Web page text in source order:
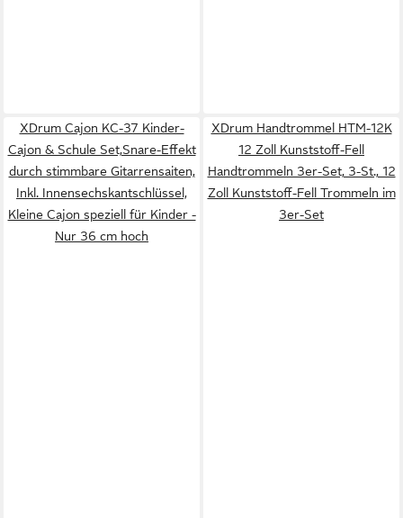
XDrum Cajon KC-37 Kinder-
Cajon & Schule Set,Snare-Effekt
durch stimmbare Gitarrensaiten,
Inkl. Innensechskantschlüssel,
Kleine Cajon speziell für Kinder -
Nur 36 cm hoch
XDrum Handtrommel HTM-12K
12 Zoll Kunststoff-Fell
Handtrommeln 3er-Set, 3-St., 12
Zoll Kunststoff-Fell Trommeln im
3er-Set